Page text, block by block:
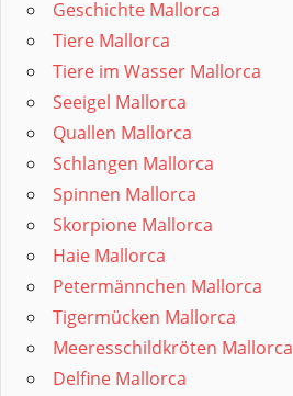
Geschichte Mallorca
Tiere Mallorca
Tiere im Wasser Mallorca
Seeigel Mallorca
Quallen Mallorca
Schlangen Mallorca
Spinnen Mallorca
Skorpione Mallorca
Haie Mallorca
Petermännchen Mallorca
Tigermücken Mallorca
Meeresschildkröten Mallorca
Delfine Mallorca